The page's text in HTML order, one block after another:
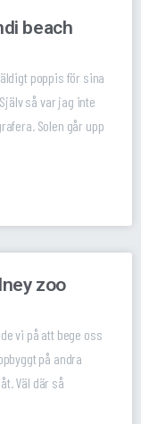
beach
poppis för sina
så var jag inte
Solen går upp
zoo
vi på att bege oss
på andra
Väl där så